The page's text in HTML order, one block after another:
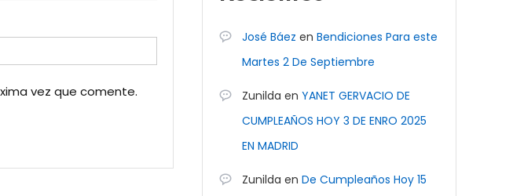
vez que comente.
José Báez en Bendiciones Para este
Martes 2 De Septiembre
Zunilda en YANET GERVACIO DE
CUMPLEAÑOS HOY 3 DE ENRO 2025
EN MADRID
Zunilda en De Cumpleaños Hoy 15